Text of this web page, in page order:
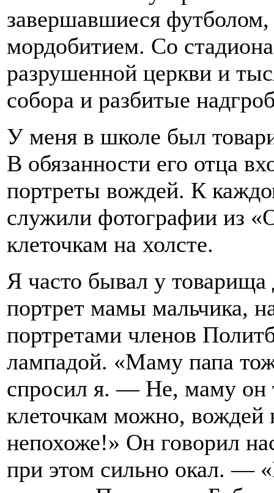
завершавшиеся
мордобитием. Со
разрушенной церкви и
собора и разбитые
У меня в школе был
В обязанности его отца
портреты вождей. К
служили фотографии из
клеточкам на холсте.
Я часто бывал у
портрет мамы мальчика,
портретами членов
лампадой. «Маму папа
спросил я. — Не, маму он
клеточкам можно, вождей
непохоже!» Он говорил
при этом сильно окал. —